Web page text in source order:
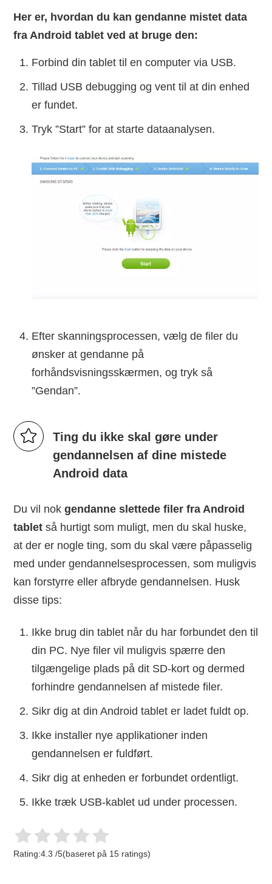
Her er, hvordan du kan gendanne mistet data
fra Android tablet ved at bruge den:
Forbind din tablet til en computer via USB.
Tillad USB debugging og vent til at din enhed
er fundet.
Tryk ”Start” for at starte dataanalysen.
Efter skanningsprocessen, vælg de filer du
ønsker at gendanne på
forhåndsvisningsskærmen, og tryk så
”Gendan”.
Ting du ikke skal gøre under
gendannelsen af dine mistede
Android data
Du vil nokgendanne slettede filer fra Android
tablet så hurtigt som muligt, men du skal huske,
at der er nogle ting, som du skal være påpasselig
med under gendannelsesprocessen, som muligvis
kan forstyrre eller afbryde gendannelsen. Husk
disse tips:
Ikke brug din tablet når du har forbundet den til
din PC. Nye filer vil muligvis spærre den
tilgængelige plads på dit SD-kort og dermed
forhindre gendannelsen af mistede filer.
Sikr dig at din Android tablet er ladet fuldt op.
Ikke installer nye applikationer inden
gendannelsen er fuldført.
Sikr dig at enheden er forbundet ordentligt.
Ikke træk USB-kablet ud under processen.
Rating:4.3 /5(baseret på 15 ratings)